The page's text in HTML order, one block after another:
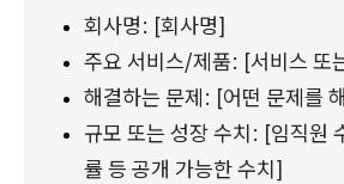
회사명: [회사명]
주요 서비스/제품: [서비스 또
해결하는 문제: [어떤 문제를
규모 또는 성장 수치: [임직원
률 등 공개 가능한 수치]